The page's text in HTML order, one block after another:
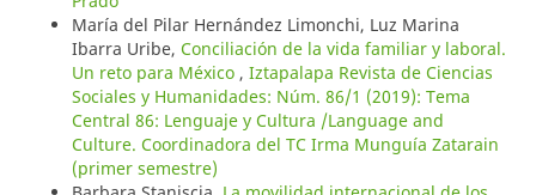
María del Pilar Hernández Limonchi, Luz Marina
Ibarra Uribe, Conciliación de la vida familiar y laboral.
Un reto para México , Iztapalapa Revista de Ciencias
Sociales y Humanidades: Núm. 86/1 (2019): Tema
Central 86: Lenguaje y Cultura /Language and
Culture. Coordinadora del TC Irma Munguía Zatarain
(primer semestre)